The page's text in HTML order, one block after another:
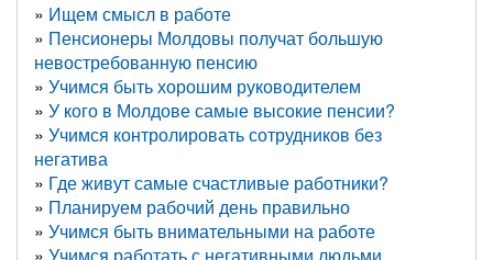
Ищем смысл в работе
Пенсионеры Молдовы получат большую
невостребованную пенсию
Учимся быть хорошим руководителем
У кого в Молдове самые высокие пенсии?
Учимся контролировать сотрудников без
негатива
Где живут самые счастливые работники?
Планируем рабочий день правильно
Учимся быть внимательными на работе